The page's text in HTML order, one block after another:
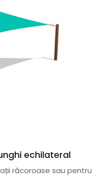
echilateral
răcoroase sau pentru